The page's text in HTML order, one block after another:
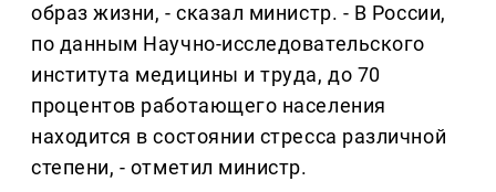
образ жизни, - сказал министр. - В России,
по данным Научно-исследовательского
института медицины и труда, до 70
процентов работающего населения
находится в состоянии стресса различной
степени, - отметил министр.